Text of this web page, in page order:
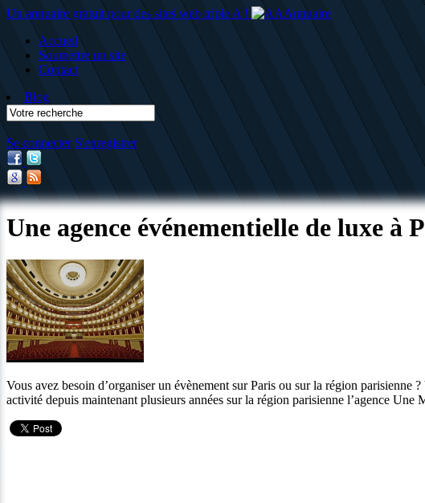
Un annuaire gratuit pour des sites web triple A !
Accueil
Soumettre un site
Contact
Blog
Se connecter S'enregistrer
Une agence événementielle de luxe à
Vous avez besoin d’organiser un évènement sur Paris ou sur la région
activité depuis maintenant plusieurs années sur la région parisienne l’agence